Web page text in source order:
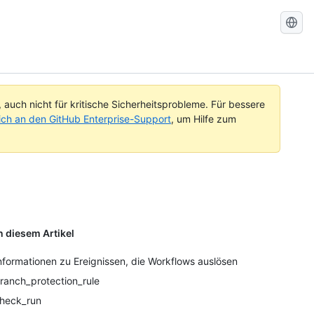
GitHub-
nicht für kritische Sicherheitsprobleme. Für bessere
an den GitHub Enterprise-Support, um Hilfe zum
diesem Artikel
zu Ereignissen, die Workflows auslösen